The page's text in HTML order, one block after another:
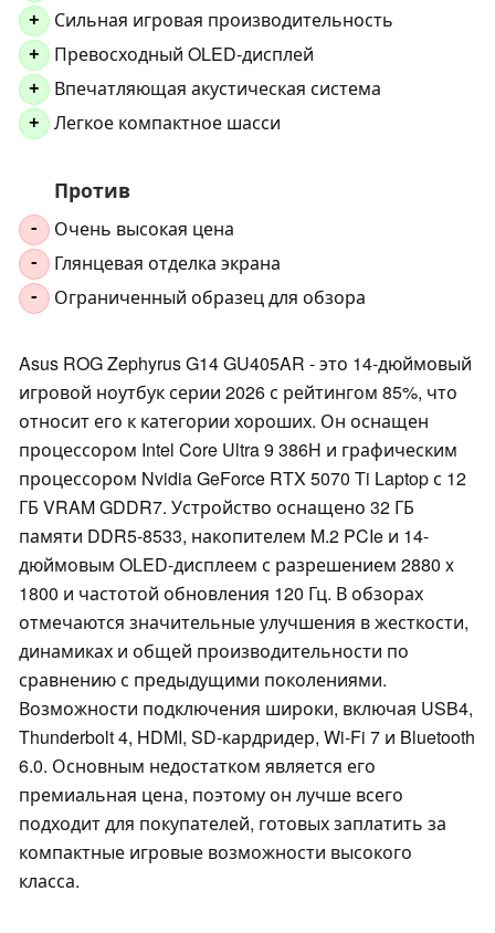
+ Сильная игровая производительность
+ Превосходный OLED-дисплей
+ Впечатляющая акустическая система
+ Легкое компактное шасси
Против
- Очень высокая цена
- Глянцевая отделка экрана
- Ограниченный образец для обзора
Asus ROG Zephyrus G14 GU405AR - это 14-дюймовый
игровой ноутбук серии 2026 с рейтингом 85%, что
относит его к категории хороших. Он оснащен
процессором Intel Core Ultra 9 386H и графическим
процессором Nvidia GeForce RTX 5070 Ti Laptop с 12
ГБ VRAM GDDR7. Устройство оснащено 32 ГБ
памяти DDR5-8533, накопителем M.2 PCIe и 14-
дюймовым OLED-дисплеем с разрешением 2880 x
1800 и частотой обновления 120 Гц. В обзорах
отмечаются значительные улучшения в жесткости,
динамиках и общей производительности по
сравнению с предыдущими поколениями.
Возможности подключения широки, включая USB4,
Thunderbolt 4, HDMI, SD-кардридер, Wi-Fi 7 и Bluetooth
6.0. Основным недостатком является его
премиальная цена, поэтому он лучше всего
подходит для покупателей, готовых заплатить за
компактные игровые возможности высокого
класса.